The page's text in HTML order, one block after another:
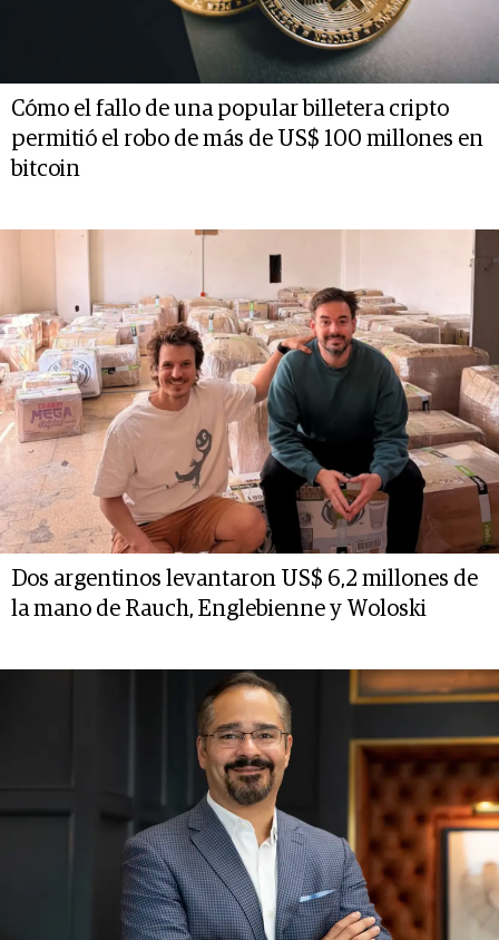
Cómo el fallo de una popular billetera cripto
permitió el robo de más de US$ 100 millones en
bitcoin
Dos argentinos levantaron US$ 6,2 millones de
la mano de Rauch, Englebienne y Woloski